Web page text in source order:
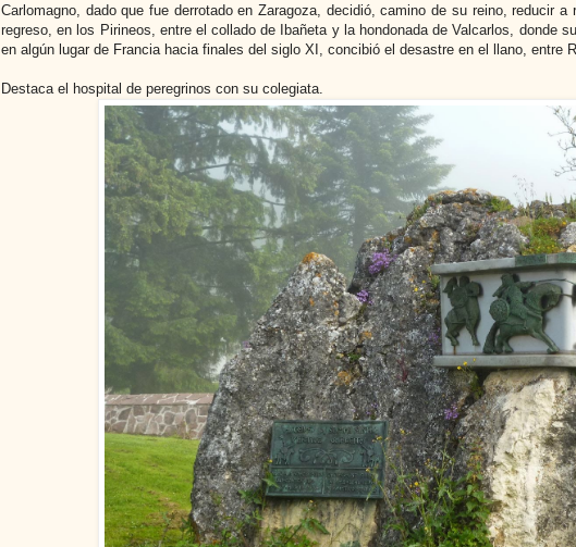
Carlomagno, dado que fue derrotado en Zaragoza, decidió, camino de su reino, reducir
regreso, en los Pirineos, entre el collado de Ibañeta y la hondonada de Valcarlos, donde
en algún lugar de Francia hacia finales del siglo XI, concibió el desastre en el llano, entre
Destaca el hospital de peregrinos con su colegiata.